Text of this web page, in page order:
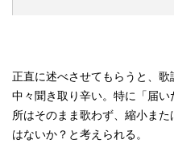
正直に述べさせてもらうと、
中々聞き取り辛い。特に「届
所はそのまま歌わず、縮小ま
はないか？と考えられる。